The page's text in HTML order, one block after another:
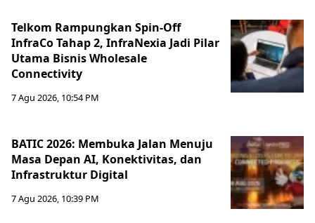
Telkom Rampungkan Spin-Off
InfraCo Tahap 2, InfraNexia Jadi Pilar
Utama Bisnis Wholesale
Connectivity
7 Agu 2026, 10:54 PM
BATIC 2026: Membuka Jalan Menuju
Masa Depan AI, Konektivitas, dan
Infrastruktur Digital
7 Agu 2026, 10:39 PM